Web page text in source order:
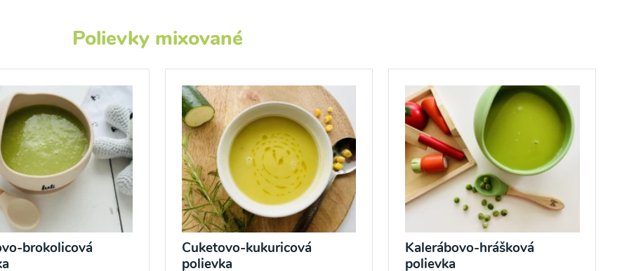
Polievky mixované
brokolicová
Cuketovo-kukuricová
polievka
Kalerábovo-hrášková
polievka